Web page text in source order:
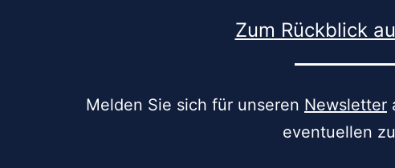
Zum Rückblick
Melden Sie sich für unseren Newsletter
eventuellen